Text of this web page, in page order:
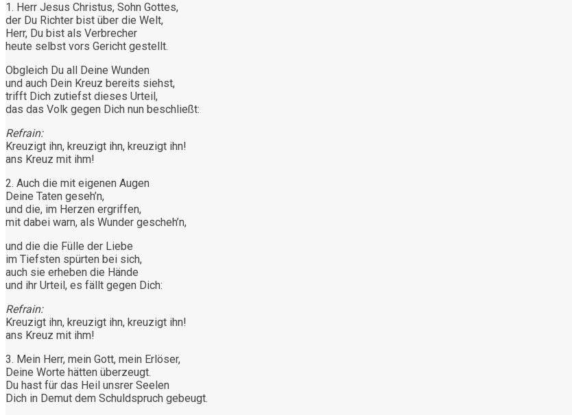
1. Herr Jesus Christus, Sohn Gottes,
der Du Richter bist über die Welt,
Herr, Du bist als Verbrecher
heute selbst vors Gericht gestellt.
Obgleich Du all Deine Wunden
und auch Dein Kreuz bereits siehst,
trifft Dich zutiefst dieses Urteil,
das das Volk gegen Dich nun beschließt:
Refrain:
Kreuzigt ihn, kreuzigt ihn, kreuzigt ihn!
ans Kreuz mit ihm!
2. Auch die mit eigenen Augen
Deine Taten geseh’n,
und die, im Herzen ergriffen,
mit dabei warn, als Wunder gescheh’n,
und die die Fülle der Liebe
im Tiefsten spürten bei sich,
auch sie erheben die Hände
und ihr Urteil, es fällt gegen Dich:
Refrain:
Kreuzigt ihn, kreuzigt ihn, kreuzigt ihn!
ans Kreuz mit ihm!
3. Mein Herr, mein Gott, mein Erlöser,
Deine Worte hätten überzeugt.
Du hast für das Heil unsrer Seelen
Dich in Demut dem Schuldspruch gebeugt.